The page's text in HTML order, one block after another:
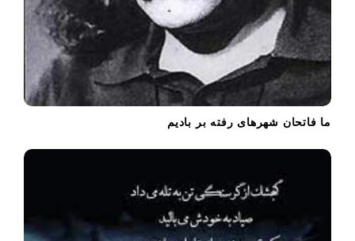
ما فاتحان شهرهای رفته بر بادیم